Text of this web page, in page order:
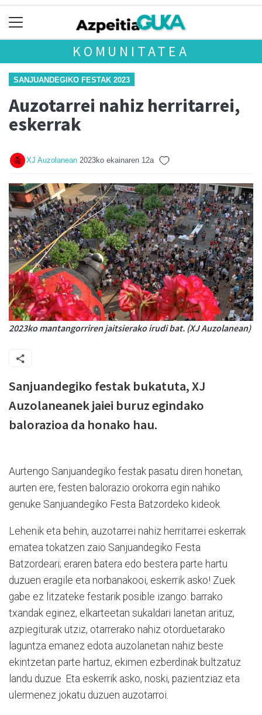
KOMUNITATEA
SANJUANDEGIKO FESTAK 2023
Auzotarrei nahiz herritarrei,
eskerrak
XJ Auzolanean 2023ko ekainaren 12a
2023ko mantangorriren jaitsierako irudi bat. (XJ Auzolanean)
Sanjuandegiko festak bukatuta, XJ
Auzolaneanek jaiei buruz egindako
balorazioa da honako hau.
Aurtengo Sanjuandegiko festak pasatu diren honetan,
aurten ere, festen balorazio orokorra egin nahiko
genuke Sanjuandegiko Festa Batzordeko kideok.
Lehenik eta behin, auzotarrei nahiz herritarrei eskerrak
ematea tokatzen zaio Sanjuandegiko Festa
Batzordeari; eraren batera edo bestera parte hartu
duzuen eragile eta norbanakooi, eskerrik asko! Zuek
gabe ez litzateke festarik posible izango: barrako
txandak eginez, elkarteetan sukaldari lanetan arituz,
azpiegiturak utziz, otarrerako nahiz otorduetarako
laguntza emanez edota auzolanetan nahiz beste
ekintzetan parte hartuz, ekimen ezberdinak bultzatuz
landu duzue. Eta eskerrik asko, noski, pazientziaz eta
ulermenez jokatu duzuen auzotarroi.